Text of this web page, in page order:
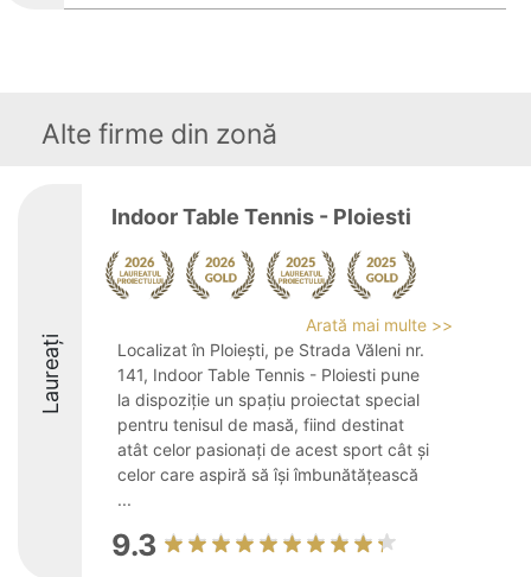
Alte firme din zonă
Laureați
Indoor Table Tennis - Ploiesti
Arată mai multe >>
Localizat în Ploiești, pe Strada Văleni nr.
141, Indoor Table Tennis - Ploiesti pune
la dispoziție un spațiu proiectat special
pentru tenisul de masă, fiind destinat
atât celor pasionați de acest sport cât și
celor care aspiră să își îmbunătățească
...
9.3